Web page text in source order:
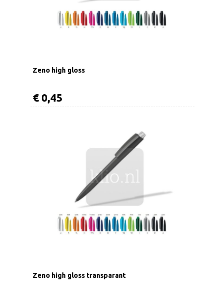
Zeno high gloss
€ 0,45
Zeno high gloss transparant